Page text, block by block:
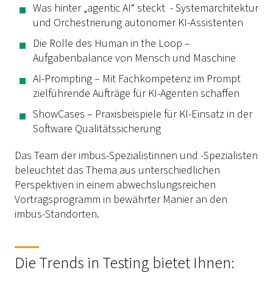
Was hinter „agentic AI“ steckt - Systemarchitektur
und Orchestrierung autonomer KI-Assistenten
Die Rolle des Human in the Loop –
Aufgabenbalance von Mensch und Maschine
AI-Prompting – Mit Fachkompetenz im Prompt
zielführende Aufträge für KI-Agenten schaffen
ShowCases – Praxisbeispiele für KI-Einsatz in der
Software Qualitätssicherung
Das Team der imbus-Spezialistinnen und -Spezialisten
beleuchtet das Thema aus unterschiedlichen
Perspektiven in einem abwechslungsreichen
Vortragsprogramm in bewährter Manier an den
imbus-Standorten.
Die Trends in Testing bietet Ihnen: